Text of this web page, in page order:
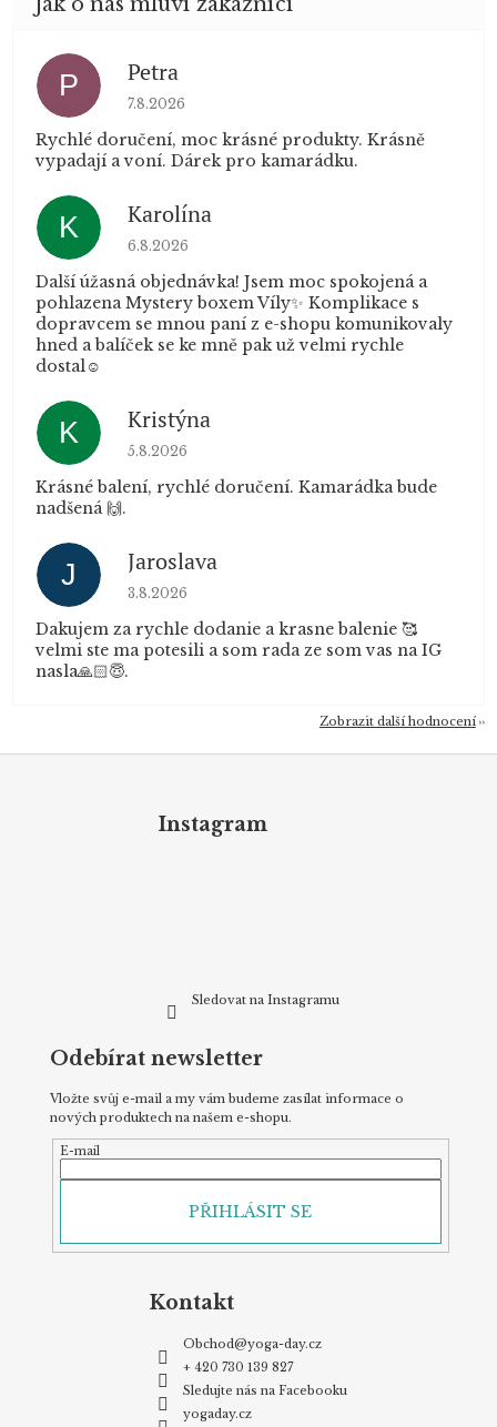
P Petra
Hodnocení obchodu je 5 z 5 hvězdiček.
7.8.2026
Rychlé doručení, moc krásné produkty. Krásně
vypadají a voní. Dárek pro kamarádku.
K Karolína
Hodnocení obchodu je 5 z 5 hvězdiček.
6.8.2026
Další úžasná objednávka! Jsem moc spokojená a
pohlazena Mystery boxem Víly✨ Komplikace s
dopravcem se mnou paní z e-shopu komunikovaly
hned a balíček se ke mně pak už velmi rychle
dostal☺️
K Kristýna
Hodnocení obchodu je 5 z 5 hvězdiček.
5.8.2026
Krásné balení, rychlé doručení. Kamarádka bude
nadšená 🙌.
J Jaroslava
Hodnocení obchodu je 5 z 5 hvězdiček.
3.8.2026
Dakujem za rychle dodanie a krasne balenie 🥰
velmi ste ma potesili a som rada ze som vas na IG
nasla🙏🏻😇.
Zobrazit další hodnocení
Instagram
Sledovat na Instagramu
Odebírat newsletter
Vložte svůj e-mail a my vám budeme zasílat informace o
nových produktech na našem e-shopu.
E-mail
PŘIHLÁSIT SE
Kontakt
Obchod@yoga-day.cz
+ 420 730 139 827
Sledujte nás na Facebooku
yogaday.cz